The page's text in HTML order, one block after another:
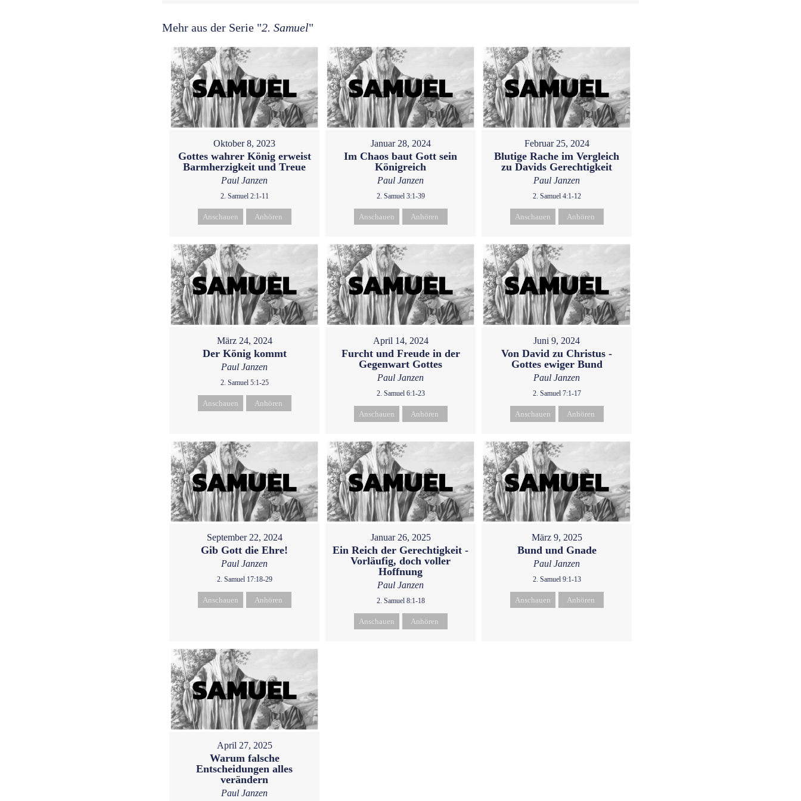
Mehr aus der Serie "2. Samuel"
Oktober 8, 2023
Gottes wahrer König erweist
Barmherzigkeit und Treue
Paul Janzen
2. Samuel 2:1-11
Anschauen Anhören
Januar 28, 2024
Im Chaos baut Gott sein
Königreich
Paul Janzen
2. Samuel 3:1-39
Anschauen Anhören
Februar 25, 2024
Blutige Rache im Vergleich
zu Davids Gerechtigkeit
Paul Janzen
2. Samuel 4:1-12
Anschauen Anhören
März 24, 2024
Der König kommt
Paul Janzen
2. Samuel 5:1-25
Anschauen Anhören
April 14, 2024
Furcht und Freude in der
Gegenwart Gottes
Paul Janzen
2. Samuel 6:1-23
Anschauen Anhören
Juni 9, 2024
Von David zu Christus -
Gottes ewiger Bund
Paul Janzen
2. Samuel 7:1-17
Anschauen Anhören
September 22, 2024
Gib Gott die Ehre!
Paul Janzen
2. Samuel 17:18-29
Anschauen Anhören
Januar 26, 2025
Ein Reich der Gerechtigkeit -
Vorläufig, doch voller
Hoffnung
Paul Janzen
2. Samuel 8:1-18
Anschauen Anhören
März 9, 2025
Bund und Gnade
Paul Janzen
2. Samuel 9:1-13
Anschauen Anhören
April 27, 2025
Warum falsche
Entscheidungen alles
verändern
Paul Janzen